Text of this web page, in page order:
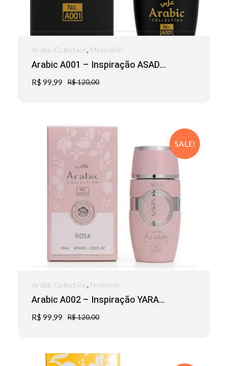
Arabic A001 – Inspiração ASAD...
R$ 99,99 R$120,00
Arabic Collection, Masculino
SALE!
Arabic A002 – Inspiração YARA...
R$ 99,99 R$120,00
Arabic Collection, Feminino